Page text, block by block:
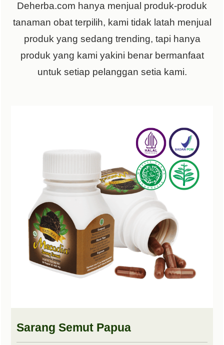
Deherba.com hanya menjual produk-produk
tanaman obat terpilih, kami tidak latah menjual
produk yang sedang trending, tapi hanya
produk yang kami yakini benar bermanfaat
untuk setiap pelanggan setia kami.
Sarang Semut Papua